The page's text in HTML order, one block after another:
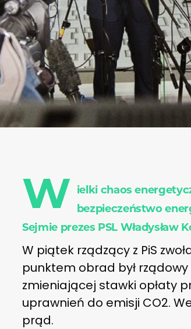
W ielki chaos
bezpieczeństwo
Sejmie prezes PSL Władysław
W piątek rządzący z PiS
punktem obrad był
zmieniającej stawki opłaty
uprawnień do emisji CO2.
prąd.